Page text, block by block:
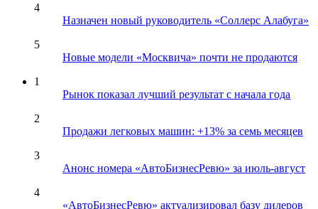
4
Назначен новый руководитель «Соллерс Алабуга»
5
Новые модели «Москвича» почти не продаются
1
Рынок показал лучший результат с начала года
2
Продажи легковых машин: +13% за семь месяцев
3
Анонс номера «АвтоБизнесРевю» за июль-август
4
«АвтоБизнесРевю» актуализировал базу дилеров